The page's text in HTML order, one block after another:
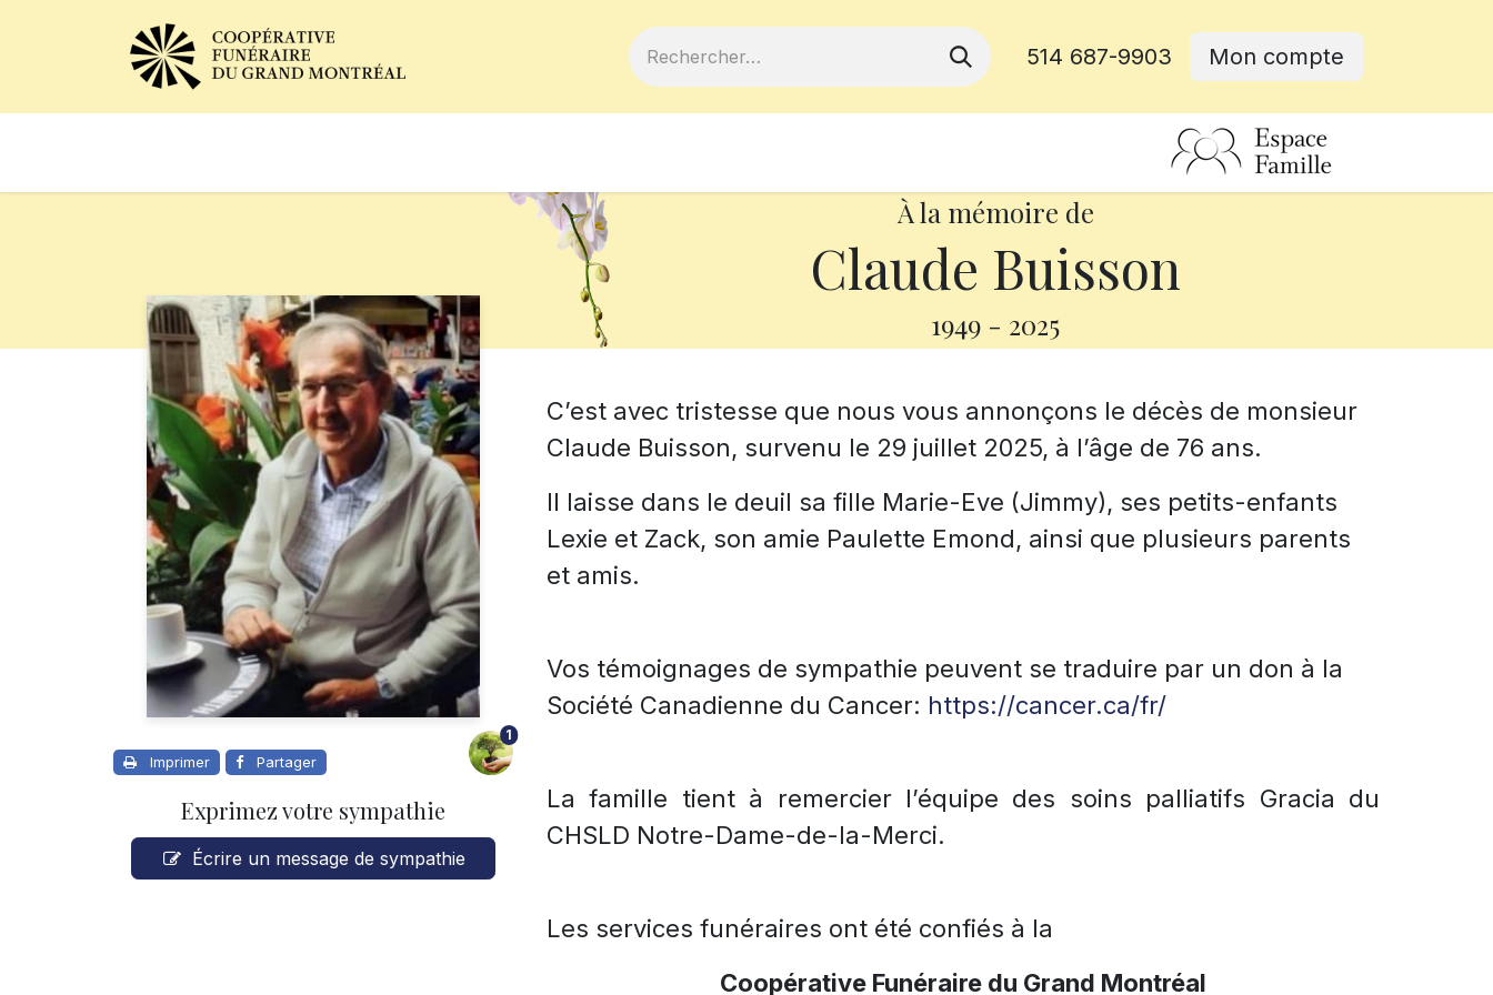
514 687-9903 Mon compte
À la mémoire de
Claude Buisson
1949 - 2025
Imprimer Partager
1
Exprimez votre sympathie
Écrire un message de sympathie
C’est avec tristesse que nous vous annonçons le décès de monsieur
Claude Buisson, survenu le 29 juillet 2025, à l’âge de 76 ans.
Il laisse dans le deuil sa fille Marie-Eve (Jimmy), ses petits-enfants
Lexie et Zack, son amie Paulette Emond, ainsi que plusieurs parents
et amis.
Vos témoignages de sympathie peuvent se traduire par un don à la
Société Canadienne du Cancer: https://cancer.ca/fr/
La famille tient à remercier l’équipe des soins palliatifs Gracia du
CHSLD Notre-Dame-de-la-Merci.
Les services funéraires ont été confiés à la
Coopérative Funéraire du Grand Montréal